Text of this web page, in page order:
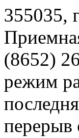
355035,
(8652)
режим
перерыв